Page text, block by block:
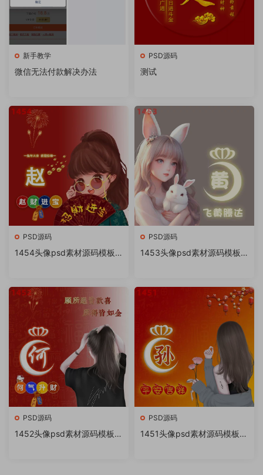
新手教学
微信无法付款解决办法
PSD源码
测试
PSD源码
1454头像psd素材源码模板
作教程软件
PSD源码
1453头像psd素材源码模板
作教程软件
PSD源码
1452头像psd素材源码模板源
PSD源码
1451头像psd素材源码模板源